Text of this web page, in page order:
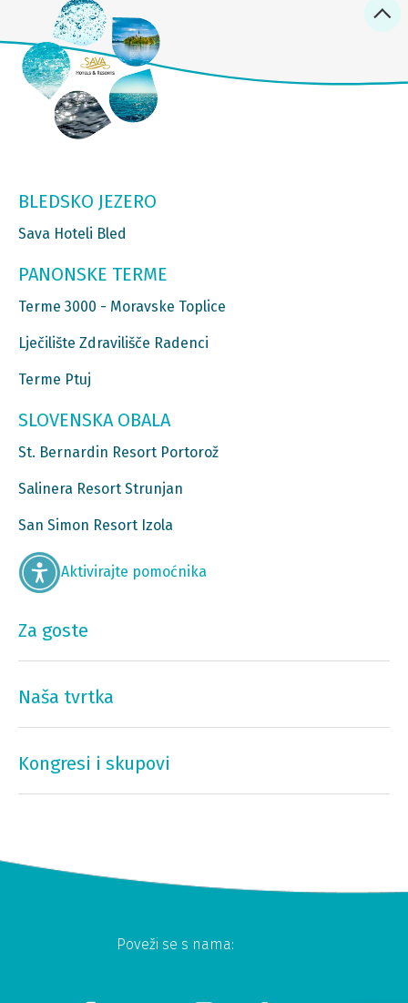
BLEDSKO JEZERO
Sava Hoteli Bled
PANONSKE TERME
Terme 3000 - Moravske Toplice
Lječilište Zdravilišče Radenci
Terme Ptuj
SLOVENSKA OBALA
St. Bernardin Resort Portorož
Salinera Resort Strunjan
San Simon Resort Izola
Aktivirajte pomoćnika
Za goste
Naša tvrtka
Kongresi i skupovi
Poveži se s nama: